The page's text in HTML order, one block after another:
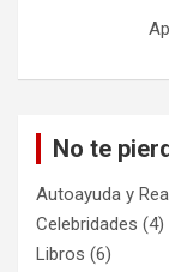
No te
Autoayuda y
Celebridades (4)
Libros (6)